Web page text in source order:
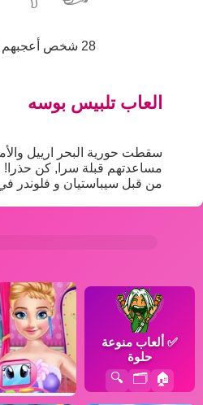
28 شخص أعجبهم هذه اللعبة، انضم إليهم!
العاب تلبيس بوسه
سقطت حورية البحر ارييل
مساعدتهم قبلة سرا, كن حذرا!
من قبل سيباستيان و فلوندر
✅ ألعاب منوعة
حلوة
🏠
🗂️
🔍